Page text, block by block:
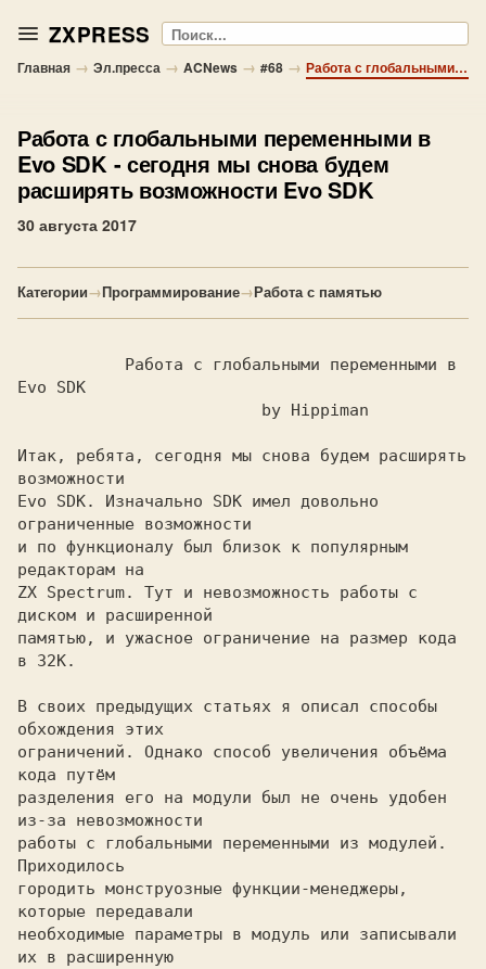
ZXPRESS Поиск
Главная → Эл.пресса → ACNews → #68 → Работа с глобальными переменными в Evo SDK - сегодня мы снова будем расширять возможности Evo SDK
Работа с глобальными переменными в
Evo SDK- сегодня мы снова будем
расширять возможности Evo SDK
30 августа 2017
Категории→Программирование→Работа с памятью
Итак, ребята, сегодня мы снова будем расширять
возможности
Evo SDK. Изначально SDK имел довольно
ограниченные возможности
и по функционалу был близок к популярным
редакторам на
ZX Spectrum. Тут и невозможность работы с
диском и расширенной
памятью, и ужасное ограничение на размер кода
в 32K.
В своих предыдущих статьях я описал способы
обхождения этих
ограничений. Однако способ увеличения объёма
кода путём
разделения его на модули был не очень удобен
из-за невозможности
работы с глобальными переменными из модулей.
Приходилось
городить монструозные функции-менеджеры,
которые передавали
необходимые параметры в модуль или записывали
их в расширенную